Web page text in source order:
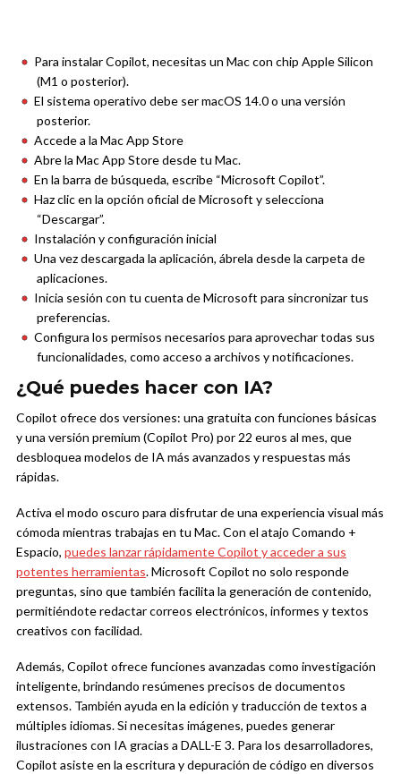
Para instalar Copilot, necesitas un Mac con chip Apple Silicon
(M1 o posterior).
El sistema operativo debe ser macOS 14.0 o una versión
posterior.
Accede a la Mac App Store
Abre la Mac App Store desde tu Mac.
En la barra de búsqueda, escribe “Microsoft Copilot”.
Haz clic en la opción oficial de Microsoft y selecciona
“Descargar”.
Instalación y configuración inicial
Una vez descargada la aplicación, ábrela desde la carpeta de
aplicaciones.
Inicia sesión con tu cuenta de Microsoft para sincronizar tus
preferencias.
Configura los permisos necesarios para aprovechar todas sus
funcionalidades, como acceso a archivos y notificaciones.
¿Qué puedes hacer con IA?
Copilot ofrece dos versiones: una gratuita con funciones básicas
y una versión premium (Copilot Pro) por 22 euros al mes, que
desbloquea modelos de IA más avanzados y respuestas más
rápidas.
Activa el modo oscuro para disfrutar de una experiencia visual más
cómoda mientras trabajas en tu Mac. Con el atajo Comando +
Espacio, puedes lanzar rápidamente Copilot y acceder a sus
potentes herramientas. Microsoft Copilot no solo responde
preguntas, sino que también facilita la generación de contenido,
permitiéndote redactar correos electrónicos, informes y textos
creativos con facilidad.
Además, Copilot ofrece funciones avanzadas como investigación
inteligente, brindando resúmenes precisos de documentos
extensos. También ayuda en la edición y traducción de textos a
múltiples idiomas. Si necesitas imágenes, puedes generar
ilustraciones con IA gracias a DALL-E 3. Para los desarrolladores,
Copilot asiste en la escritura y depuración de código en diversos